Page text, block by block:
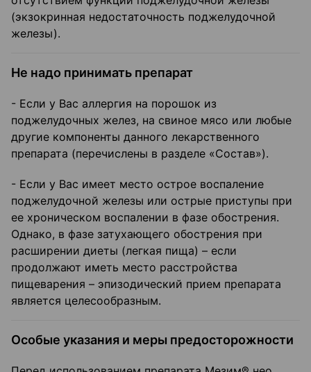
(экзокринная недостаточность поджелудочной
железы).
Не надо принимать препарат
- Если у Вас аллергия на порошок из
поджелудочных желез, на свиное мясо или любые
другие компоненты данного лекарственного
препарата (перечислены в разделе «Состав»).
- Если у Вас имеет место острое воспаление
поджелудочной железы или острые приступы при
ее хроническом воспалении в фазе обострения.
Однако, в фазе затухающего обострения при
расширении диеты (легкая пища) – если
продолжают иметь место расстройства
пищеварения – эпизодический прием препарата
является целесообразным.
Особые указания и меры предосторожности